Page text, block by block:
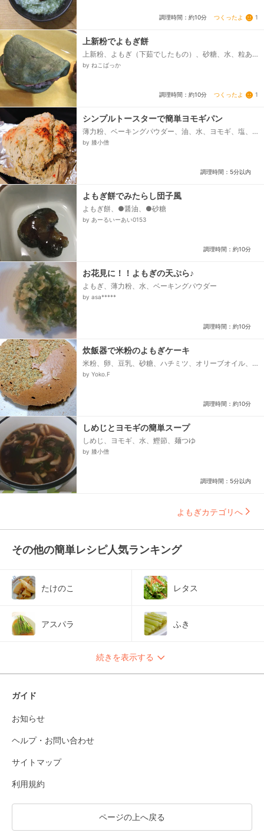
調理時間：約10分 つくったよ 1
上新粉でよもぎ餅
上新粉、よもぎ（下茹でしたもの）、砂糖、水、粒あ
ん
by ねこばっか
調理時間：約10分 つくったよ 1
シンプルトースターで簡単ヨモギパン
薄力粉、ベーキングパウダー、油、水、ヨモギ、塩、
プレーンヨーグルト
by 膝小僧
調理時間：5分以内
よもぎ餅でみたらし団子風
よもぎ餅、●醤油、●砂糖
by あーるいーあい0153
調理時間：約10分
お花見に！！よもぎの天ぷら♪
よもぎ、薄力粉、水、ベーキングパウダー
by asa*****
調理時間：約10分
炊飯器で米粉のよもぎケーキ
米粉、卵、豆乳、砂糖、ハチミツ、オリーブオイル、
粒あん、ベーキングパウダー、ヨモギパウダー
by Yoko.F
調理時間：約10分
しめじとヨモギの簡単スープ
しめじ、ヨモギ、水、鰹節、麺つゆ
by 膝小僧
調理時間：5分以内
よもぎカテゴリへ
その他の簡単レシピ人気ランキング
たけのこ レタス
アスパラ ふき
続きを表示する
ガイド
お知らせ
ヘルプ・お問い合わせ
サイトマップ
利用規約
ページの上へ戻る